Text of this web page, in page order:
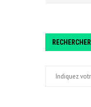
RECHERCHER